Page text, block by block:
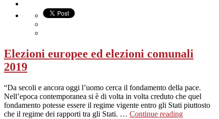
Elezioni europee ed elezioni comunali
2019
“Da secoli e ancora oggi l’uomo cerca il fondamento della pace.
Nell’epoca contemporanea si è di volta in volta creduto che quel
fondamento potesse essere il regime vigente entro gli Stati piuttosto
che il regime dei rapporti tra gli Stati. … Continue reading